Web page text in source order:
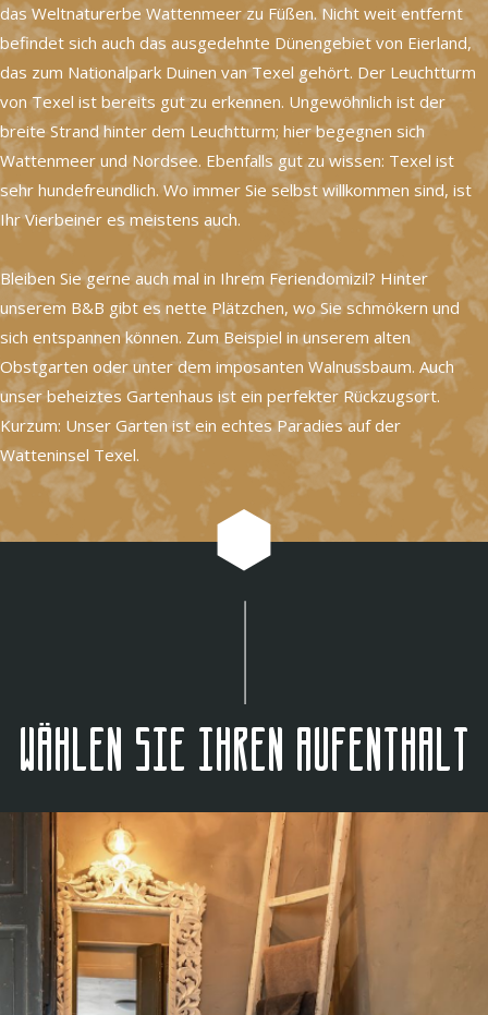
das Weltnaturerbe Wattenmeer zu Füßen. Nicht weit entfernt
befindet sich auch das ausgedehnte Dünengebiet von Eierland,
das zum Nationalpark Duinen van Texel gehört. Der Leuchtturm
von Texel ist bereits gut zu erkennen. Ungewöhnlich ist der
breite Strand hinter dem Leuchtturm; hier begegnen sich
Wattenmeer und Nordsee. Ebenfalls gut zu wissen: Texel ist
sehr hundefreundlich. Wo immer Sie selbst willkommen sind, ist
Ihr Vierbeiner es meistens auch.
Bleiben Sie gerne auch mal in Ihrem Feriendomizil? Hinter
unserem B&B gibt es nette Plätzchen, wo Sie schmökern und
sich entspannen können. Zum Beispiel in unserem alten
Obstgarten oder unter dem imposanten Walnussbaum. Auch
unser beheiztes Gartenhaus ist ein perfekter Rückzugsort.
Kurzum: Unser Garten ist ein echtes Paradies auf der
Watteninsel Texel.
Wählen Sie Ihren Aufenthalt